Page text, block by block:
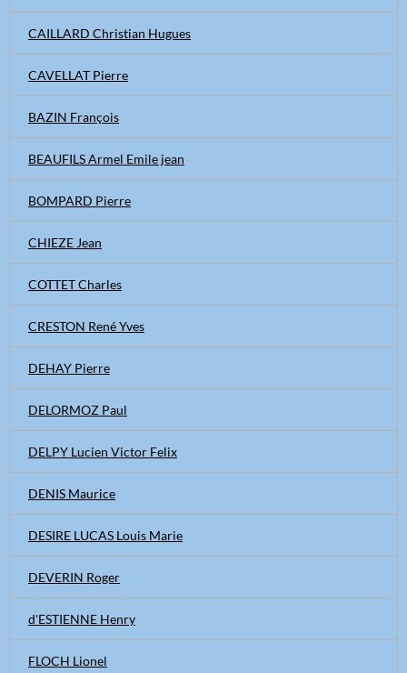
CAILLARD Christian Hugues
CAVELLAT Pierre
BAZIN François
BEAUFILS Armel Emile jean
BOMPARD Pierre
CHIEZE Jean
COTTET Charles
CRESTON René Yves
DEHAY Pierre
DELORMOZ Paul
DELPY Lucien Victor Felix
DENIS Maurice
DESIRE LUCAS Louis Marie
DEVERIN Roger
d'ESTIENNE Henry
FLOCH Lionel